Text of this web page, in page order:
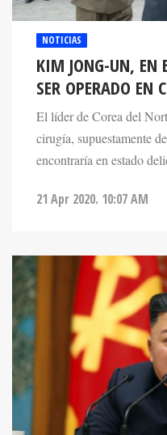
NOTICIAS
KIM JONG-UN, EN
SER OPERADO EN
El líder de Corea del
cirugía, supuestamente
encontraría en estado
21 Apr 2020. 10:07 AM